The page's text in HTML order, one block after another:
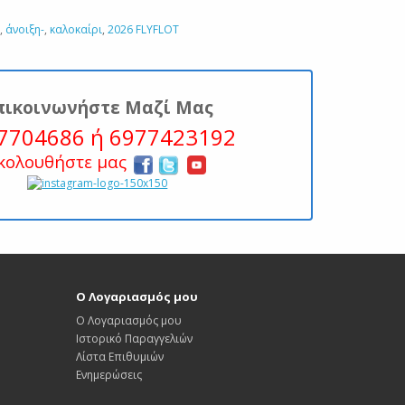
, άνοιξη-, καλοκαίρι, 2026 FLYFLOT
Μαζί Μας
ή 6977423192
μας
Ο Λογαριασμός μου
Ο Λογαριασμός μου
Ιστορικό Παραγγελιών
Λίστα Επιθυμιών
Ενημερώσεις